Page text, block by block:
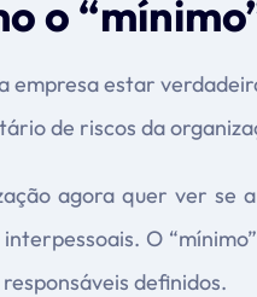
o
empresa estar
de riscos da
agora quer ver se
O
definidos.